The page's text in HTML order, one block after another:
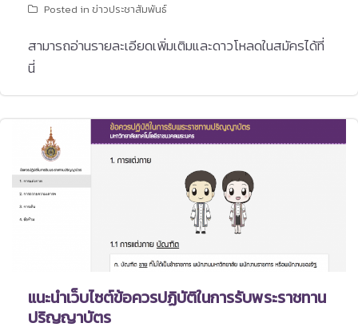
Posted in ข่าวประชาสัมพันธ์
สามารถอ่านรายละเอียดเพิ่มเติมและดาวโหลดในสมัครได้ที่
นี่
แนะนำเว็บไซต์ข้อควรปฏิบัติในการรับพระราชทาน
ปริญญาบัตร